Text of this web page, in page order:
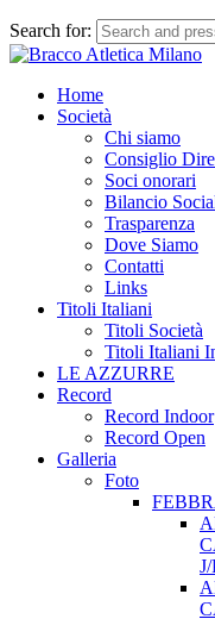
Search for:
Home
Società
Chi siamo
Consiglio
Soci onorari
Bilancio
Trasparenza
Dove Siamo
Contatti
Links
Titoli Italiani
Titoli Società
Titoli Italiani
LE AZZURRE
Record
Record Indoor
Record Open
Galleria
Foto
J/